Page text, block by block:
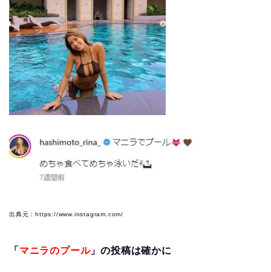
出典元：https://www.instagram.com/
「 マニラのプール」の投稿は確かに